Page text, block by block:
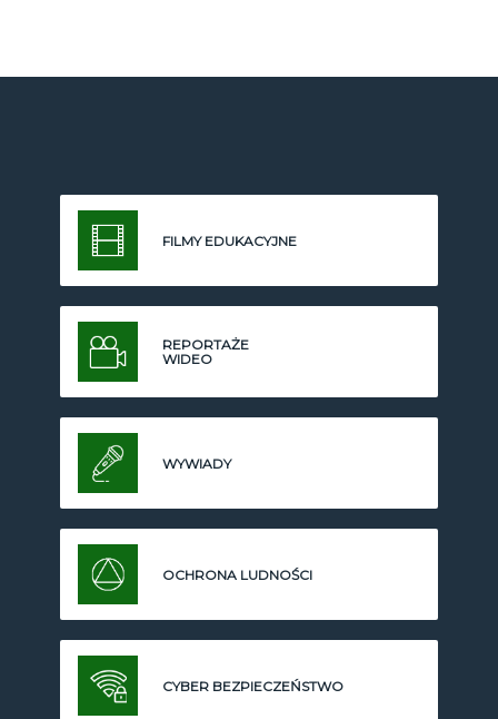
FILMY EDUKACYJNE
REPORTAŻE
WIDEO
WYWIADY
OCHRONA LUDNOŚCI
CYBER BEZPIECZEŃSTWO